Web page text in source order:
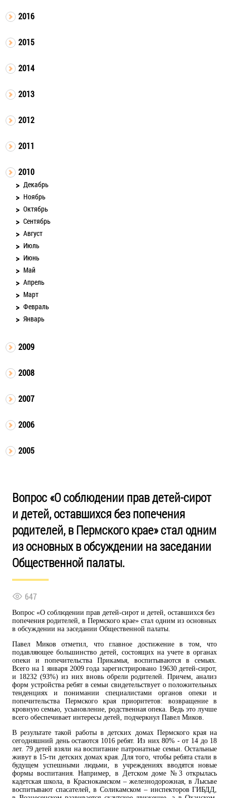
2016
2015
2014
2013
2012
2011
2010
Декабрь
Ноябрь
Октябрь
Сентябрь
Август
Июль
Июнь
Май
Апрель
Март
Февраль
Январь
2009
2008
2007
2006
2005
Вопрос «О соблюдении прав детей-сирот
и детей, оставшихся без попечения
родителей, в Пермского крае» стал одним
из основных в обсуждении на заседании
Общественной палаты.
647
Вопрос «О соблюдении прав детей-сирот и детей, оставшихся без
попечения родителей, в Пермского крае» стал одним из основных
в обсуждении на заседании Общественной палаты.
Павел Миков отметил, что главное достижение в том, что
подавляющее большинство детей, состоящих на учете в органах
опеки и попечительства Прикамья, воспитываются в семьях.
Всего на 1 января 2009 года зарегистрировано 19630 детей-сирот,
и 18232 (93%) из них вновь обрели родителей. Причем, анализ
форм устройства ребят в семьи свидетельствует о положительных
тенденциях и понимании специалистами органов опеки и
попечительства Пермского края приоритетов: возвращение в
кровную семью, усыновление, родственная опека. Ведь это лучше
всего обеспечивает интересы детей, подчеркнул Павел Миков.
В результате такой работы в детских домах Пермского края на
сегодняшний день остаются 1016 ребят. Из них 80% - от 14 до 18
лет. 79 детей взяли на воспитание патронатные семьи. Остальные
живут в 15-ти детских домах края. Для того, чтобы ребята стали в
будущем успешными людьми, в учреждениях вводятся новые
формы воспитания. Например, в Детском доме №3 открылась
кадетская школа, в Краснокамском – железнодорожная, в Лысьве
воспитывают спасателей, в Соликамском – инспекторов ГИБДД,